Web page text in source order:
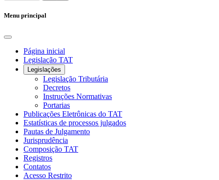
Menu principal
Página inicial
Legislação TAT
Legislações
Legislação Tributária
Decretos
Instruções Normativas
Portarias
Publicações Eletrônicas do TAT
Estatísticas de processos julgados
Pautas de Julgamento
Jurisprudência
Composição TAT
Registros
Contatos
Acesso Restrito